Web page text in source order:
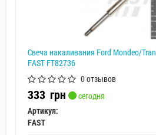
Свеча накаливания Ford Mondeo/
FAST FT82736
0 отзывов
333 грн
сегодня
Артикул:
FAST